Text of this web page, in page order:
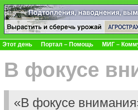
Этот день Портал – Помощь МИГ –
В фокусе
«В фокусе